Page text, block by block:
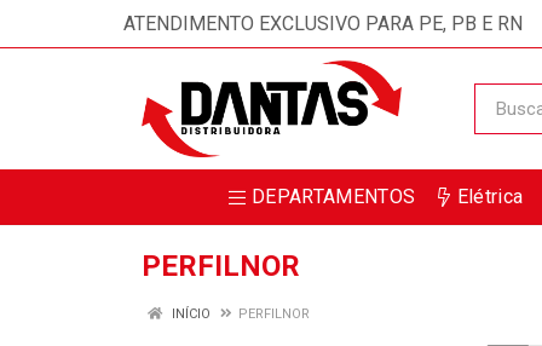
ATENDIMENTO EXCLUSIVO PARA PE, PB E RN
DEPARTAMENTOS Elétrica
PERFILNOR
INÍCIO PERFILNOR